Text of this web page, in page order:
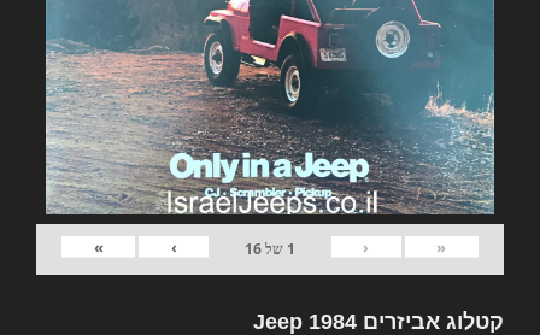
«
‹
1 של16
›
»
קטלוג אביזרים Jeep 1984